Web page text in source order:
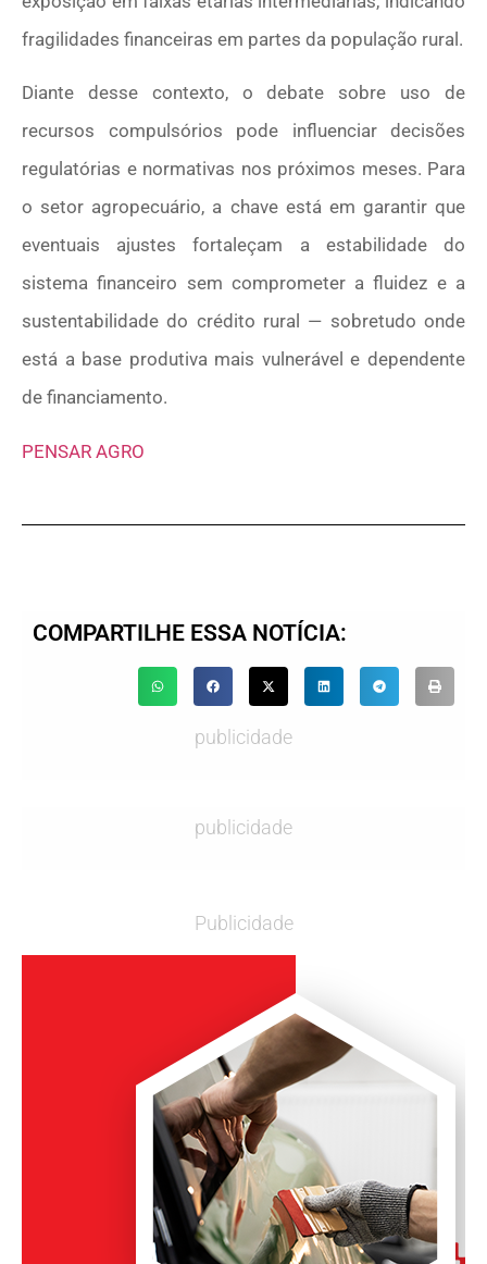
fragilidades financeiras em partes da população rural.
Diante desse contexto, o debate sobre uso de
recursos compulsórios pode influenciar decisões
regulatórias e normativas nos próximos meses. Para
o setor agropecuário, a chave está em garantir que
eventuais ajustes fortaleçam a estabilidade do
sistema financeiro sem comprometer a fluidez e a
sustentabilidade do crédito rural — sobretudo onde
está a base produtiva mais vulnerável e dependente
de financiamento.
PENSAR AGRO
COMPARTILHE ESSA NOTÍCIA:
publicidade
publicidade
Publicidade